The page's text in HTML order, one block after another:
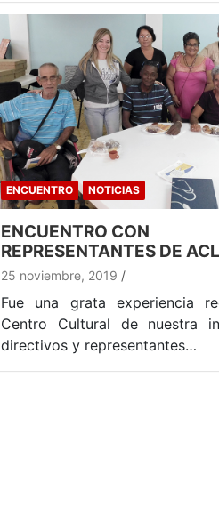
ENCUENTRO NOTICIAS
ENCUENTRO CON
REPRESENTANTES DE
25 noviembre, 2019
Fue una grata experiencia
Centro Cultural de nuestra
directivos y representantes…